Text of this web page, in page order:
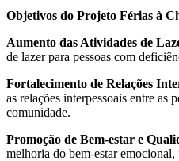
Objetivos do Projeto Férias à
Aumento das Atividades de
de lazer para pessoas com
Fortalecimento de Relações
as relações interpessoais entre as
comunidade.
Promoção de Bem-estar e
melhoria do bem-estar